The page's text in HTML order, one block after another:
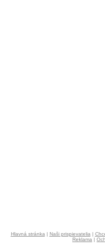
Hlavná stránka | Naši prispievatelia |
Reklama |